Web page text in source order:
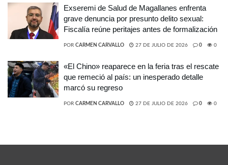
Exseremi de Salud de Magallanes enfrenta
grave denuncia por presunto delito sexual:
Fiscalía reúne peritajes antes de formalización
POR CARMEN CARVALLO 27 DE JULIO DE 2026 0 0
«El Chino» reaparece en la feria tras el rescate
que remeció al país: un inesperado detalle
marcó su regreso
POR CARMEN CARVALLO 27 DE JULIO DE 2026 0 0